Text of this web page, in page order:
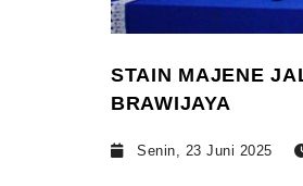
STAIN MAJENE
BRAWIJAYA
Senin, 23 Juni 2025